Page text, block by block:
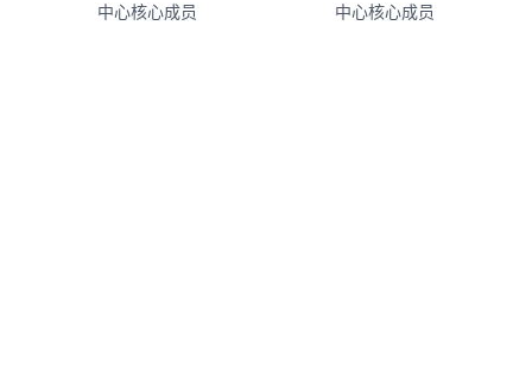
中心核心成员
中心核心成员